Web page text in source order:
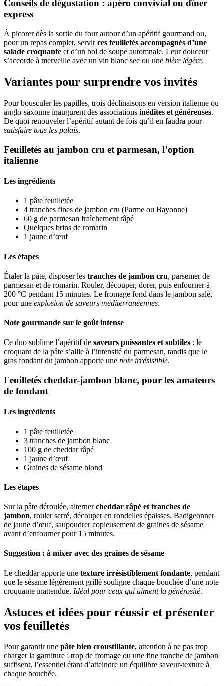
Conseils de dégustation : apéro convivial ou dîner
express
À picorer dès la sortie du four autour d’un apéritif gourmand ou,
pour un repas complet, servirces feuilletés accompagnés d’une
salade croquante et d’un bol de soupe automnale. Leur douceur
s’accorde à merveille avec un vin blanc sec ou une bière légère.
Variantes pour surprendre vos invités
Pour bousculer les papilles, trois déclinaisons en version italienne ou
anglo-saxonne inaugurent des associations inédites et généreuses.
De quoi renouveler l’apéritif autant de fois qu’il en faudra pour
satisfaire tous les palais.
Feuilletés au jambon cru et parmesan, l’option
italienne
Les ingrédients
1 pâte feuilletée
4 tranches fines de jambon cru (Parme ou Bayonne)
60 g de parmesan fraîchement râpé
Quelques brins de romarin
1 jaune d’œuf
Les étapes
Étaler la pâte, disposer les tranches de jambon cru, parsemer de
parmesan et de romarin. Rouler, découper, dorer, puis enfourner à
200 °C pendant 15 minutes. Le fromage fond dans le jambon salé,
pour une explosion de saveurs méditerranéennes.
Note gourmande sur le goût intense
Ce duo sublime l’apéritif de saveurs puissantes et subtiles : le
croquant de la pâte s’allie à l’intensité du parmesan, tandis que le
gras fondant du jambon apporte une note irrésistible.
Feuilletés cheddar-jambon blanc, pour les amateurs
de fondant
Les ingrédients
1 pâte feuilletée
3 tranches de jambon blanc
100 g de cheddar râpé
1 jaune d’œuf
Graines de sésame blond
Les étapes
Sur la pâte déroulée, alternercheddar râpé et tranches de
jambon, rouler serré, découper en rondelles épaisses. Badigeonner
de jaune d’œuf, saupoudrer copieusement de graines de sésame
avant d’enfourner pour 15 minutes.
Suggestion : à mixer avec des graines de sésame
Le cheddar apporte une texture irrésistiblement fondante, pendant
que le sésame légèrement grillé souligne chaque bouchée d’une note
croquante inattendue. Idéal pour ceux qui aiment la générosité.
Astuces et idées pour réussir et présenter
vos feuilletés
Pour garantir une pâte bien croustillante, attention à ne pas trop
charger la garniture : trop de fromage ou une fine tranche de jambon
suffisent, l’essentiel étant d’atteindre un équilibre saveur-texture à
chaque bouchée.